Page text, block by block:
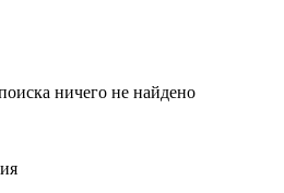
ничего не найдено